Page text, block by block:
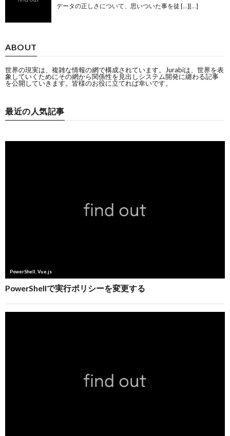
データの正しさについて、思いついた事を徒 […][…]
ABOUT
世界の現実は、複雑な情報の網で構成されています。Jurabiは、世界を表
象していくためにその網から関係性を見出しシステム開発に纏わる記事
を公開していきます。皆様のお役に立てれば幸いです。
最近の人気記事